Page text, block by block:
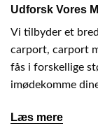
Udforsk Vores
Vi tilbyder et
carport, carport
fås i forskellige
imødekomme
Læs mere